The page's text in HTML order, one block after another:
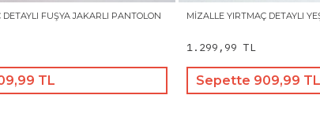
FUŞYA JAKARLI PANTOLON
TL
MIZALLE YIRTMAÇ DETAYLI
1.299,99 TL
Sepette 909,99 TL